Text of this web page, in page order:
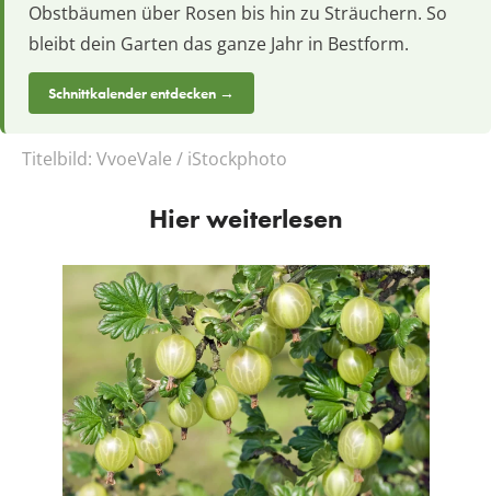
Obstbäumen über Rosen bis hin zu Sträuchern. So
bleibt dein Garten das ganze Jahr in Bestform.
Schnittkalender entdecken →
Titelbild: VvoeVale / iStockphoto
Hier weiterlesen